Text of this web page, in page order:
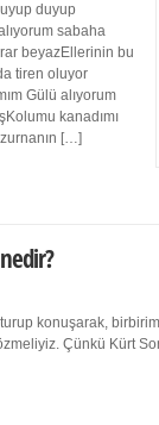
duyup
sabaha
beyazEllerinin bu
tiren oluyor
Gülü alıyorum
kanadımı
zurnanın […]
konuşarak,
Çünkü Kürt